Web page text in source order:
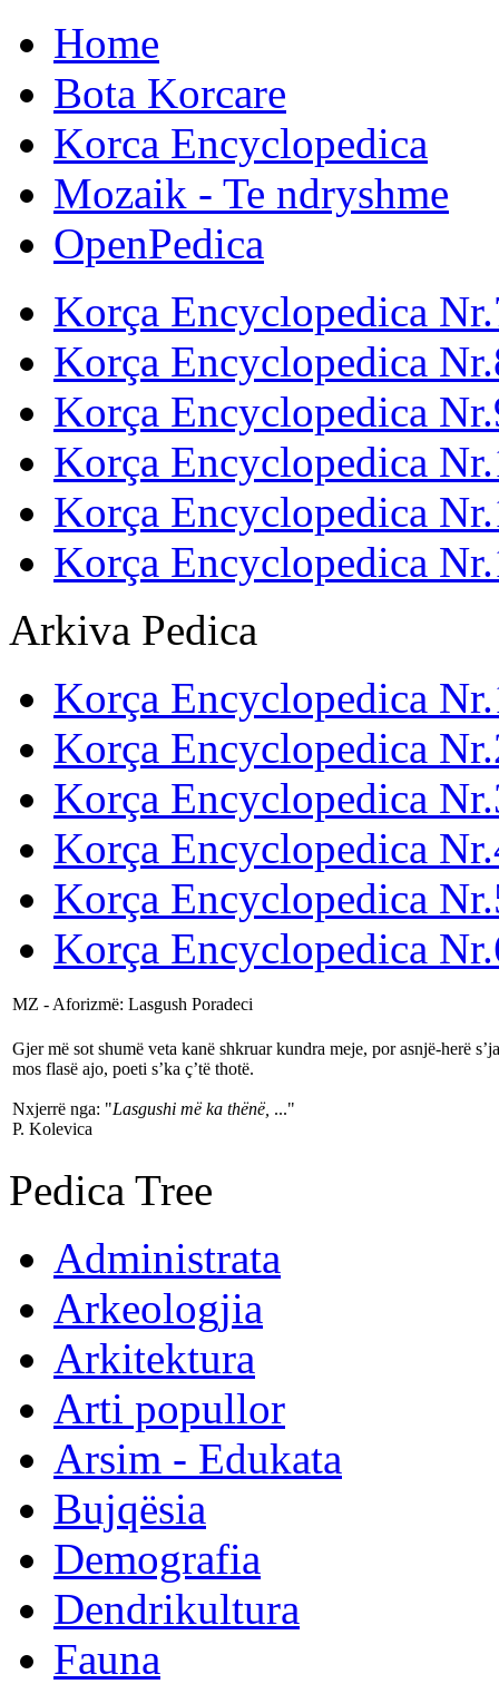
Home
Bota Korcare
Korca Encyclopedica
Mozaik - Te ndryshme
OpenPedica
Korça Encyclopedica
Korça Encyclopedica
Korça Encyclopedica
Korça Encyclopedica
Korça Encyclopedica
Korça Encyclopedica
Arkiva Pedica
Korça Encyclopedica
Korça Encyclopedica
Korça Encyclopedica
Korça Encyclopedica
Korça Encyclopedica
Korça Encyclopedica
MZ - Aforizmë: Lasgush Poradeci
Gjer më sot shumë veta kanë shkruar kundra meje, por asnjë-herë
mos flasë ajo, poeti s’ka ç’të thotë.
Nxjerrë nga: "Lasgushi më ka thënë, ..."
P. Kolevica
Pedica Tree
Administrata
Arkeologjia
Arkitektura
Arti popullor
Arsim - Edukata
Bujqësia
Demografia
Dendrikultura
Fauna